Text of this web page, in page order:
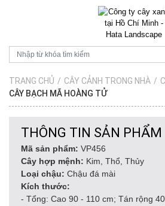
TRANG CHỦ / CÂY CẢNH TRONG NHÀ /
CÂY BẠCH MÃ HOÀNG TỬ
THÔNG TIN SẢN PHẨM
Mã sản phẩm: VP456
Cây hợp mệnh: Kim, Thổ, Thủy
Loại chậu: Chậu đá mài
Kích thước:
- Tổng: Cao 90 - 110 cm; Tán rộng